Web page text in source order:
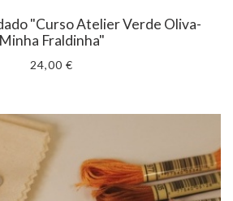
"Curso Atelier Verde Oliva-
Minha Fraldinha"
24,00 €